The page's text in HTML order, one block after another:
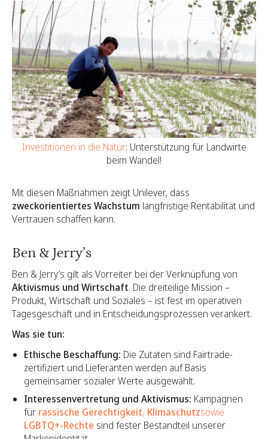
Investitionen in die Natur: Unterstützung für Landwirte
beim Wandel!
Mit diesen Maßnahmen zeigt Unilever, dass
zweckorientiertes Wachstum langfristige Rentabilität und
Vertrauen schaffen kann.
Ben & Jerry’s
Ben & Jerry’s gilt als Vorreiter bei der Verknüpfung von
Aktivismus und Wirtschaft. Die dreiteilige Mission –
Produkt, Wirtschaft und Soziales – ist fest im operativen
Tagesgeschäft und in Entscheidungsprozessen verankert.
Was sie tun:
Ethische Beschaffung: Die Zutaten sind Fairtrade-
zertifiziert und Lieferanten werden auf Basis
gemeinsamer sozialer Werte ausgewählt.
Interessenvertretung und Aktivismus: Kampagnen
für rassische Gerechtigkeit, Klimaschutzsowie
LGBTQ+-Rechte sind fester Bestandteil unserer